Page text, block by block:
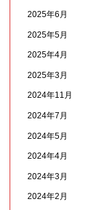
2025年6月
2025年5月
2025年4月
2025年3月
2024年11月
2024年7月
2024年5月
2024年4月
2024年3月
2024年2月